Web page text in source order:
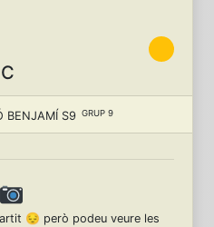
BENJAMÍ S9 GRUP 9
😔 però podeu veure les